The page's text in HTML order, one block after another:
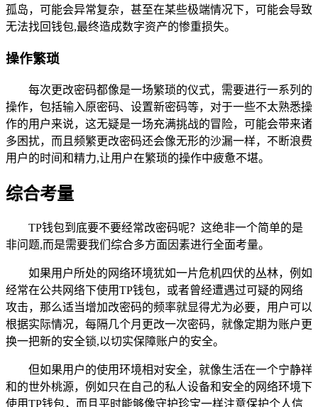
孤岛，可能会异常复杂，甚至在某些极端情况下，可能会导致
无法找回钱包,最终造成数字资产的惨重损失。
操作繁琐
每次更改密码都像是一场繁琐的仪式，需要进行一系列的
操作，包括输入原密码、设置新密码等，对于一些不太熟悉操
作的用户来说，这无疑是一场充满挑战的冒险，可能会带来诸
多困扰，而且频繁更改密码还会像无形的沙漏一样，不断浪费
用户的时间和精力,让用户在繁琐的操作中疲惫不堪。
综合考量
TP钱包到底要不要经常改密码呢？这绝非一个简单的是
非问题,而是需要我们综合多方面因素进行全面考量。
如果用户所处的网络环境犹如一片危机四伏的丛林，例如
经常在公共网络下使用TP钱包，或者曾经遭遇过可疑的网络
攻击，那么适当增加改密码的频率就显得尤为必要，用户可以
根据实际情况，每隔几个月更改一次密码，就像定期为账户更
换一把新的安全锁,以切实保障账户的安全。
但如果用户的使用环境相对安全，就像生活在一个宁静祥
和的世外桃源，例如只在自己的私人设备和安全的网络环境下
使用TP钱包，而且平时能够像守护珍宝一样注意保护个人信